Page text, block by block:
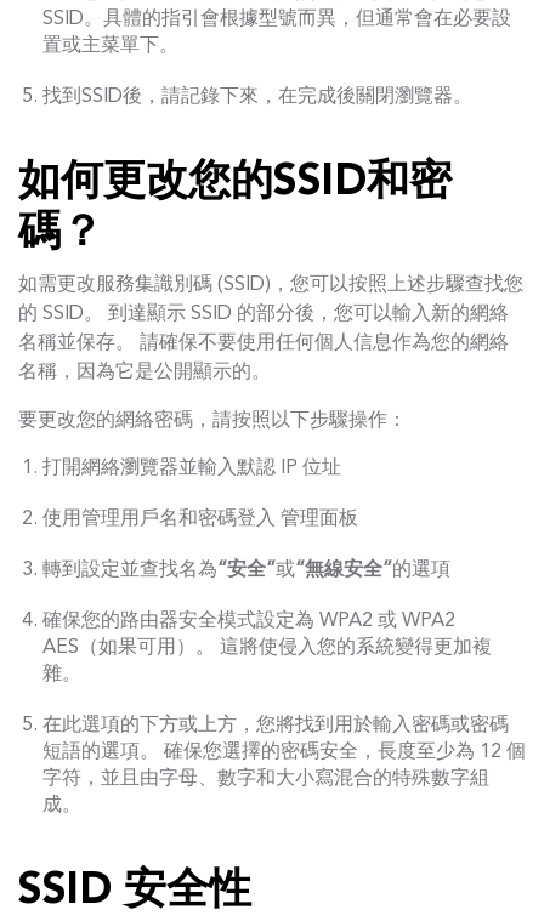
SSID。具體的指引會根據型號而異，但通常會在必要設
置或主菜單下。
找到SSID後，請記錄下來，在完成後關閉瀏覽器。
如何更改您的SSID和密
碼？
如需更改服務集識別碼 (SSID)，您可以按照上述步驟查找您
的 SSID。 到達顯示 SSID 的部分後，您可以輸入新的網絡
名稱並保存。 請確保不要使用任何個人信息作為您的網絡
名稱，因為它是公開顯示的。
要更改您的網絡密碼，請按照以下步驟操作：
打開網絡瀏覽器並輸入默認 IP 位址
使用管理用戶名和密碼登入 管理面板
轉到設定並查找名為“安全”或“無線安全”的選項
確保您的路由器安全模式設定為 WPA2 或 WPA2
AES（如果可用）。 這將使侵入您的系統變得更加複
雜。
在此選項的下方或上方，您將找到用於輸入密碼或密碼
短語的選項。 確保您選擇的密碼安全，長度至少為 12 個
字符，並且由字母、數字和大小寫混合的特殊數字組
成。
SSID 安全性